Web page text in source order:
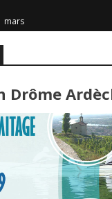
mars
Drôme